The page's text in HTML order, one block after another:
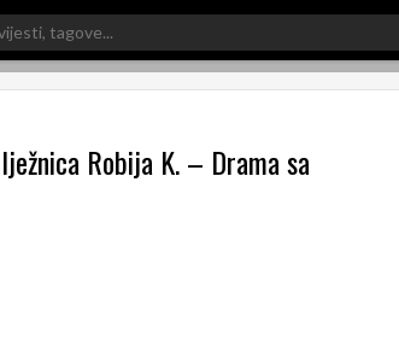
Robija K. – Drama sa